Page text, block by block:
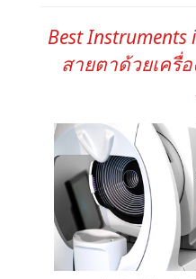
Best
สายตาด้วยเครื่